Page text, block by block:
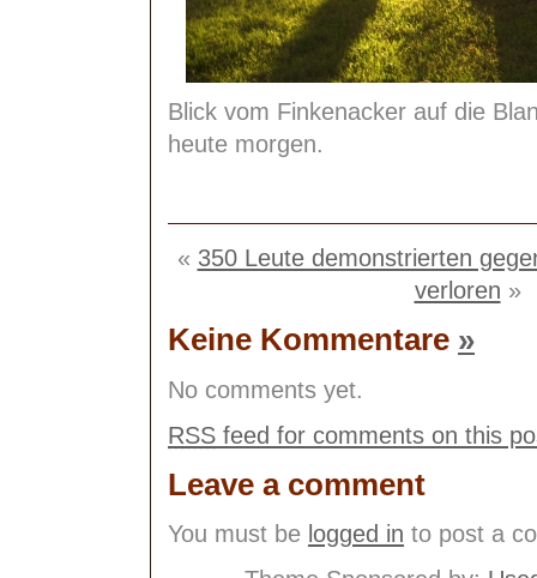
Blick vom Finkenacker auf die
heute morgen.
« 350 Leute demonstrierten
verloren »
Keine Kommentare »
No comments yet.
RSS feed for comments on this
Leave a comment
You must be logged in to post a